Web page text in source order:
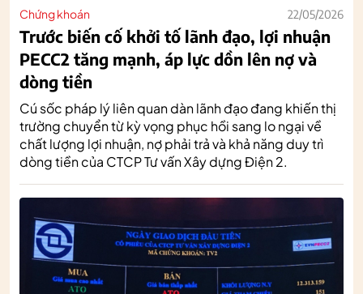
Chứng khoán 22/05/2026
Trước biến cố khởi tố lãnh đạo, lợi nhuận
PECC2 tăng mạnh, áp lực dồn lên nợ và
dòng tiền
Cú sốc pháp lý liên quan dàn lãnh đạo đang khiến thị
trường chuyển từ kỳ vọng phục hồi sang lo ngại về
chất lượng lợi nhuận, nợ phải trả và khả năng duy trì
dòng tiền của CTCP Tư vấn Xây dựng Điện 2.